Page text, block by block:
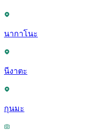
นากาโนะ
นีงาตะ
กุนมะ